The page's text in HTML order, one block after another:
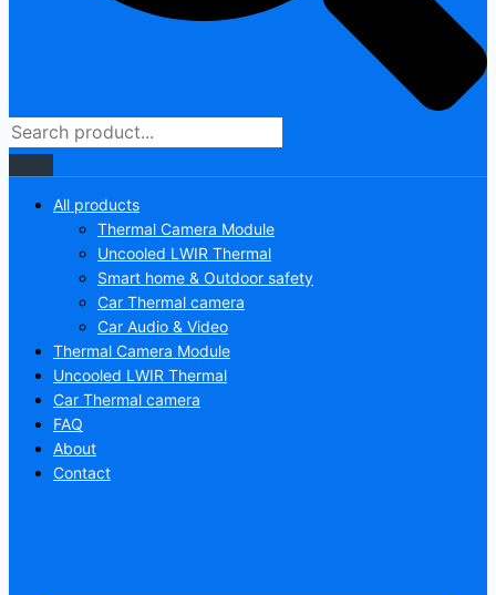
All products
Thermal Camera Module
Uncooled LWIR Thermal
Smart home & Outdoor safety
Car Thermal camera
Car Audio & Video
Thermal Camera Module
Uncooled LWIR Thermal
Car Thermal camera
FAQ
About
Contact